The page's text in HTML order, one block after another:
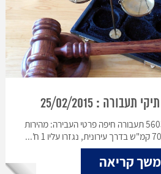
: 25/02/2015
מספר תיק: תת"ע 5603-08-13 תעבורה חיפה פרטי העבירה: מהירות
קריאה